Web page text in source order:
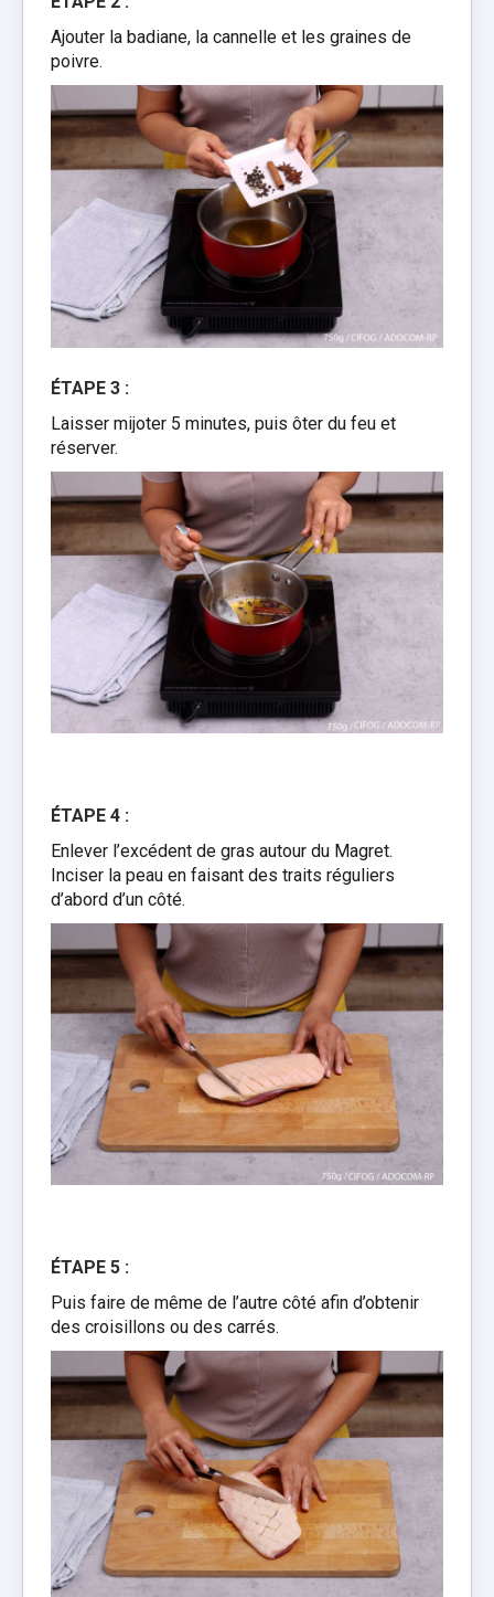
Ajouter la badiane, la cannelle et les graines de
poivre.
ÉTAPE 3 :
Laisser mijoter 5 minutes, puis ôter du feu et
réserver.
ÉTAPE 4 :
Enlever l’excédent de gras autour du Magret.
Inciser la peau en faisant des traits réguliers
d’abord d’un côté.
ÉTAPE 5 :
Puis faire de même de l’autre côté afin d’obtenir
des croisillons ou des carrés.